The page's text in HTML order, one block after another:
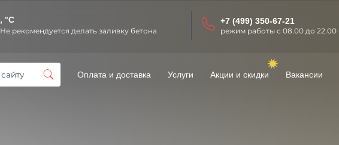
, °C
Не рекомендуется делать заливку бетона
+7 (499) 350-67-21
режим работы с 08.00 до 22.00
Оплата и доставка Услуги Акции и скидки Вакансии